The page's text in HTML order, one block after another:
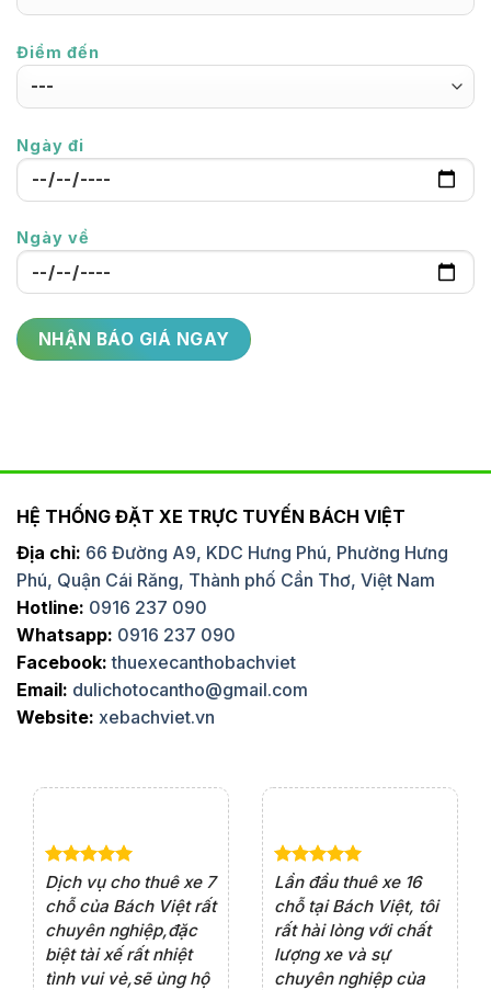
Điểm đến
Ngày đi
Ngày về
HỆ THỐNG ĐẶT XE TRỰC TUYẾN BÁCH VIỆT
Địa chỉ: 66 Đường A9, KDC Hưng Phú, Phường Hưng
Phú, Quận Cái Răng, Thành phố Cần Thơ, Việt Nam
Hotline: 0916 237 090
Whatsapp: 0916 237 090
Facebook: thuexecanthobachviet
Email: dulichotocantho@gmail.com
Website: xebachviet.vn
Dịch vụ cho thuê xe 7
chỗ của Bách Việt rất
chuyên nghiệp,đặc
biệt tài xế rất nhiệt
tình vui vẻ,sẽ ủng hộ
Lần đầu thuê xe 16
chỗ tại Bách Việt, tôi
rất hài lòng với chất
lượng xe và sự
chuyên nghiệp của